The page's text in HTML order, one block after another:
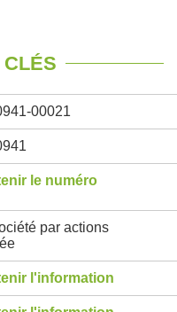
00021
le numéro
par actions
l'information